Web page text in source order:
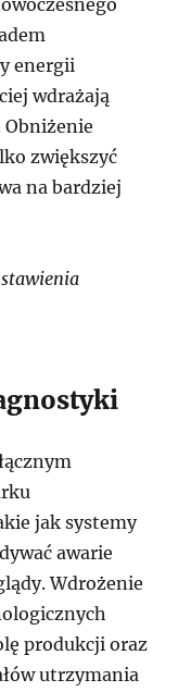
energii
wdrażają
zwiększyć
na bardziej
jak systemy
awarie
Wdrożenie
produkcji oraz
utrzymania